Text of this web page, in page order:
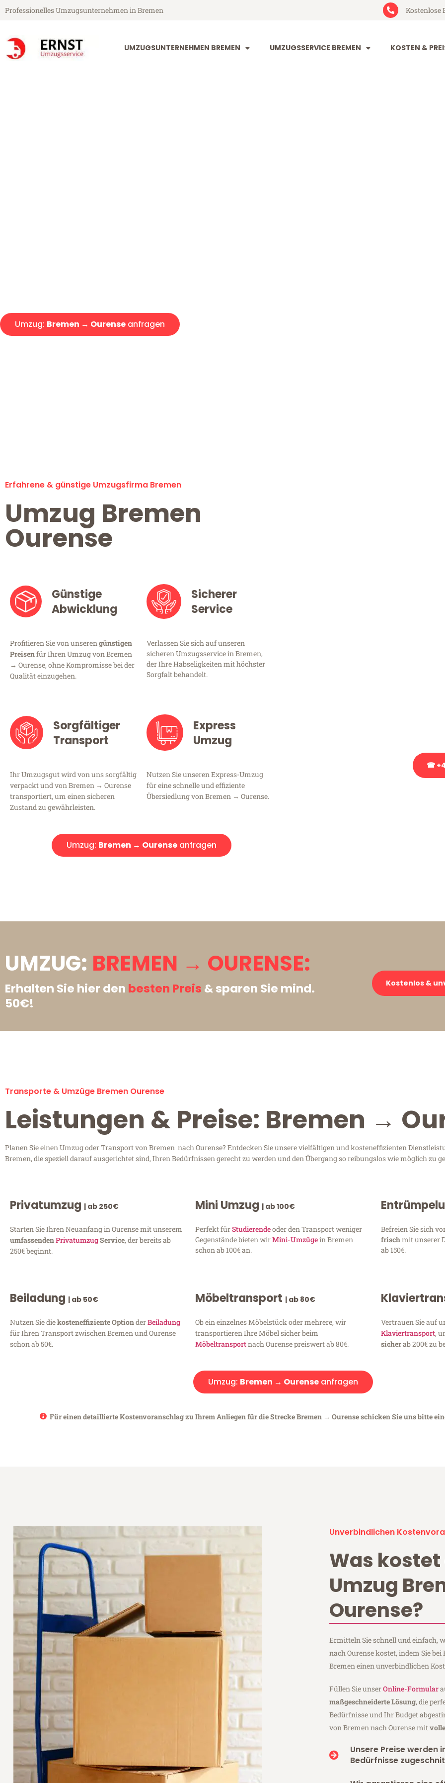
Professionelles Umzugsunternehmen in Bremen Kostenlose
UMZUGSUNTERNEHMEN BREMEN UMZUGSSERVICE BREMEN KOSTEN &
Umzug: Bremen → Ourense anfragen
Erfahrene & günstige Umzugsfirma Bremen
Umzug Bremen
Ourense
Günstige
Abwicklung
Profitieren Sie von unserengünstigen
Preisenfür Ihren Umzug von Bremen
→ Ourense, ohne Kompromisse bei der
Qualität einzugehen.
Sicherer
Service
Verlassen Sie sich auf unseren
sicheren Umzugsservice in Bremen,
der Ihre Habseligkeiten mit höchster
Sorgfalt behandelt.
Sorgfältiger
Transport
Ihr Umzugsgut wird von uns sorgfältig
verpackt und von Bremen → Ourense
transportiert, um einen sicheren
Zustand zu gewährleisten.
Express
Umzug
Nutzen Sie unseren Express-Umzug
für eine schnelle und effiziente
Übersiedlung von Bremen → Ourense.
Umzug: Bremen → Ourense anfragen
☎
UMZUG: BREMEN → OURENSE:
Erhalten Sie hier den besten Preis & sparen Sie mind.
50€!
Kostenlos &
Transporte & Umzüge Bremen Ourense
Leistungen & Preise: Bremen →
Planen Sie einen Umzug oder Transport von Bremen nach Ourense? Entdecken Sie unsere vielfältigen und kosteneffizienten
Bremen, die speziell darauf ausgerichtet sind, Ihren Bedürfnissen gerecht zu werden und den Übergang so reibungslos wie möglich zu
Privatumzug | ab 250€
Starten Sie Ihren Neuanfang in Ourense mit unserem
umfassendenPrivatumzugService, der bereits ab
250€ beginnt.
Mini Umzug | ab 100€
Perfekt fürStudierendeoder den Transport weniger
Gegenstände bieten wirMini-Umzügein Bremen
schon ab 100€ an.
Befreien Sie sich
frischmit unserer
ab 150€.
Beiladung | ab 50€
Nutzen Sie diekosteneffiziente OptionderBeiladung
für Ihren Transport zwischen Bremen und Ourense
schon ab 50€.
Möbeltransport | ab 80€
Ob ein einzelnes Möbelstück oder mehrere, wir
transportieren Ihre Möbel sicher beim
Möbeltransportnach Ourense preiswert ab 80€.
Vertrauen Sie auf
Klaviertransport,
sicherab 200€ zu
Umzug: Bremen → Ourense anfragen
Für einen detaillierte Kostenvoranschlag zu Ihrem Anliegen für die Strecke Bremen → Ourense schicken Sie uns bitte
Unverbindlichen
Was kostet
Umzug
Ourense?
Ermitteln Sie schnell und einfach,
nach Ourense kostet, indem Sie
Bremen einen unverbindlichen
Füllen Sie unserOnline-Formular
maßgeschneiderte Lösung, die
Bedürfnisse und Ihr Budget
von Bremen nach Ourense mit
Unsere Preise werden
Bedürfnisse